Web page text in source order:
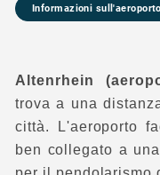
Informazioni sull'aeroporto
Altenrhein
trova a una
città. L'aeroporto
ben collegato a